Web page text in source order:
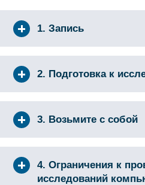
1. Запись
2. Подготовка к
3. Возьмите с собой
4. Ограничения к
исследований